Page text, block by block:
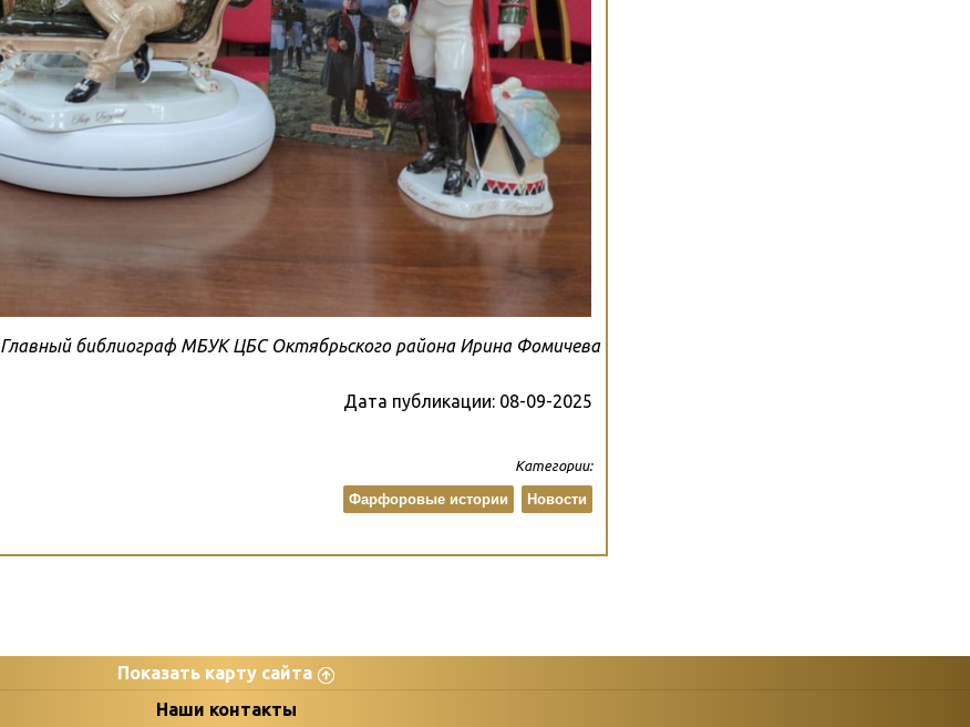
Главный библиограф МБУК ЦБС Октябрьского района Ирина Фомичева
Дата публикации: 08-09-2025
Категории:
Новости
Фарфоровые истории
Показать карту сайта
Наши контакты